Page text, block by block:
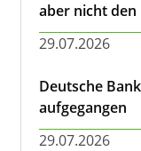
aber nicht
29.07.2026
Deutsche
aufgegangen
29.07.2026